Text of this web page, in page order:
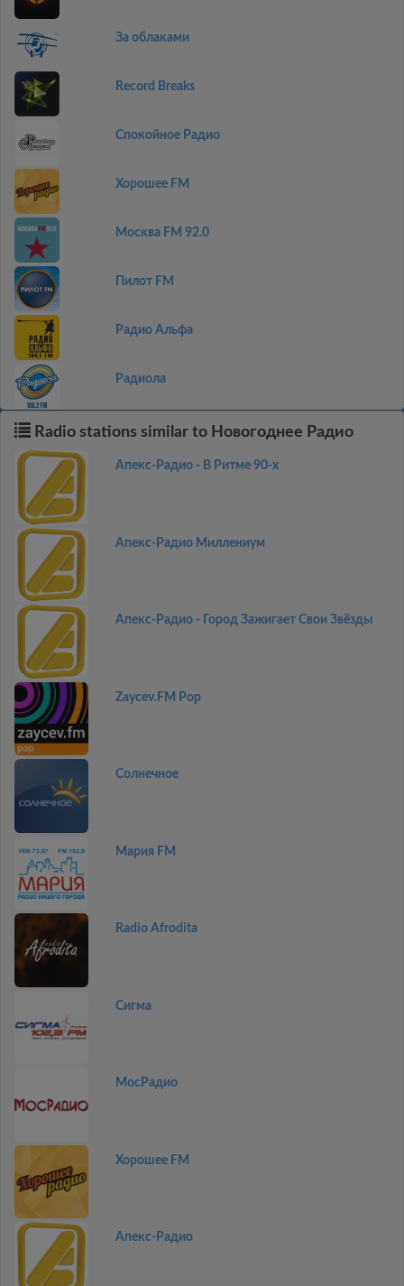
За облаками
Record Breaks
Спокойное Радио
Хорошее FM
Москва FM 92.0
Пилот FM
Радио Альфа
Радиола
Radio stations similar to Новогоднее Радио
Апекс-Радио - В Ритме 90-х
Апекс-Радио Миллениум
Апекс-Радио - Город Зажигает Свои Звёзды
Zaycev.FM Pop
Солнечное
Мария FM
Radio Afrodita
Сигма
МосРадио
Хорошее FM
Апекс-Радио